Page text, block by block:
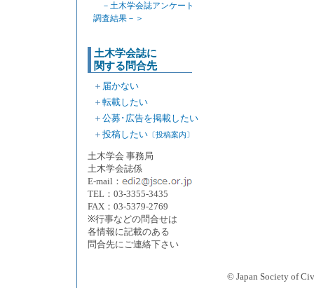
－土木学会誌アンケート
調査結果－＞
土木学会誌に
関する問合先
＋ 届かない
＋ 転載したい
＋ 公募･広告を掲載したい
＋ 投稿したい 〔投稿案内〕
土木学会 事務局
土木学会誌係
E-mail：
TEL：03-3355-3435
FAX：03-5379-2769
※行事などの問合せは
各情報に記載のある
問合先にご連絡下さい
© Japan Society of